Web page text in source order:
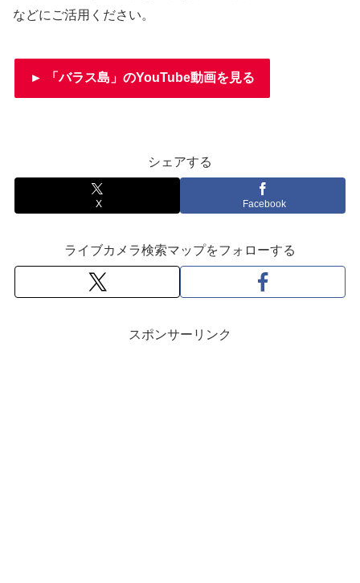
などにご活用ください。
► 「バラス島」のYouTube動画を見る
シェアする
X Facebook
ライブカメラ検索マップをフォローする
スポンサーリンク